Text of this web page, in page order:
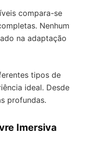
compara-se
Nenhum
na adaptação
tipos de
ideal. Desde
profundas.
Imersiva